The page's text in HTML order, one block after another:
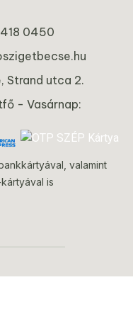
0450
Strand utca 2.
- Vasárnap:
valamint
is